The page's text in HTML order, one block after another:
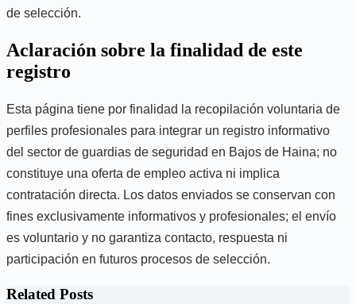
de selección.
Aclaración sobre la finalidad de este
registro
Esta página tiene por finalidad la recopilación voluntaria de
perfiles profesionales para integrar un registro informativo
del sector de guardias de seguridad en Bajos de Haina; no
constituye una oferta de empleo activa ni implica
contratación directa. Los datos enviados se conservan con
fines exclusivamente informativos y profesionales; el envío
es voluntario y no garantiza contacto, respuesta ni
participación en futuros procesos de selección.
Related Posts